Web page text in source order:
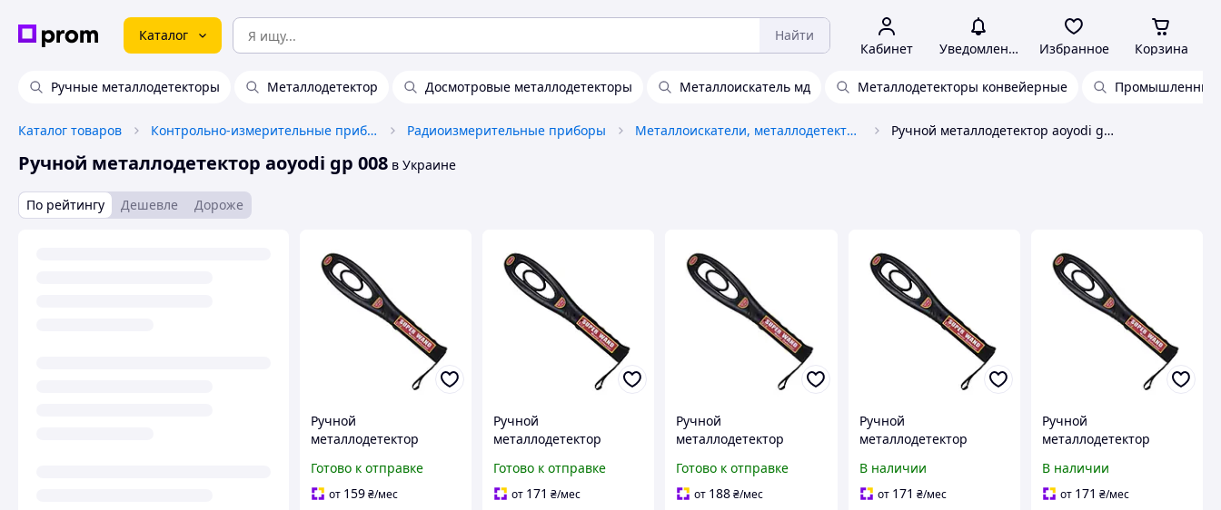
Каталог Найти
Кабинет Уведомления Избранное Корзина
Ручные металлодетекторы Металлодетектор Досмотровые металлодетекторы Металлоискатель мд Металлодетекторы конвейерные Промышленные
Каталог товаров Контрольно-измерительные приборы Радиоизмерительные приборы Металлоискатели, металлодетекторы Ручной металлодетектор aoyodi gp 008
Ручной металлодетектор aoyodi gp 008 в Украине
По рейтингу Дешевле Дороже
Ручной
металлодетектор
Готово к отправке
от 159₴/мес
Ручной
металлодетектор
Готово к отправке
от 171 ₴/мес
Ручной
металлодетектор
Готово к отправке
от 188₴/мес
Ручной
металлодетектор
В наличии
от 171 ₴/мес
Ручной
металлодетектор
В наличии
от 171 ₴/мес